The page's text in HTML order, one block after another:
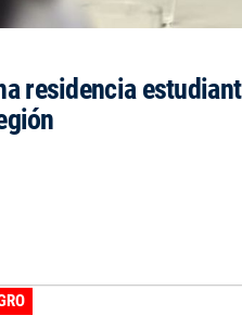
residencia